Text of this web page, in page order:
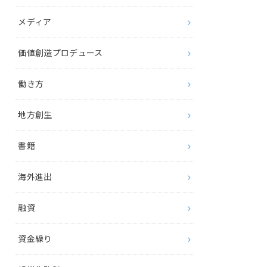
メディア
価値創造プロデュース
働き方
地方創生
書籍
海外進出
融資
資金繰り